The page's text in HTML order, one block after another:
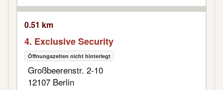
0.51 km
4. Exclusive Security
Öffnungszeiten nicht hinterlegt
Großbeerenstr. 2-10
12107 Berlin